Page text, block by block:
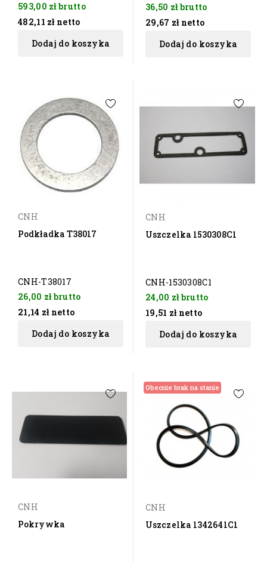
593,00 złbrutto
482,11 zł netto
Dodaj do koszyka
36,50 złbrutto
29,67 zł netto
Dodaj do koszyka
CNH
Podkładka T38017
CNH-T38017
26,00 złbrutto
21,14 zł netto
Dodaj do koszyka
CNH
Uszczelka 1530308C1
CNH-1530308C1
24,00 złbrutto
19,51 zł netto
Dodaj do koszyka
CNH
Pokrywka
Obecnie brak na stanie
CNH
Uszczelka 1342641C1